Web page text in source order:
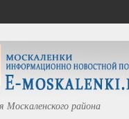
Москаленского района